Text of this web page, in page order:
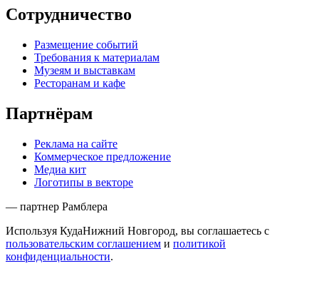
Сотрудничество
Размещение событий
Требования к материалам
Музеям и выставкам
Ресторанам и кафе
Партнёрам
Реклама на сайте
Коммерческое предложение
Медиа кит
Логотипы в векторе
— партнер Рамблера
Используя КудаНижний Новгород, вы соглашаетесь с
пользовательским соглашением и политикой
конфиденциальности.